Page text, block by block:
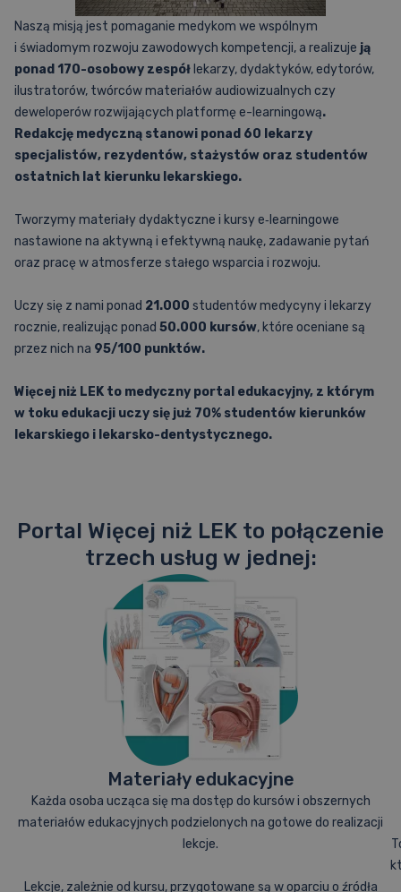
Naszą misją jest pomaganie medykom we wspólnym
i świadomym rozwoju zawodowych kompetencji, a realizuje ją
ponad 170-osobowy zespół lekarzy, dydaktyków, edytorów,
ilustratorów, twórców materiałów audiowizualnych czy
deweloperów rozwijających platformę e-learningową.
Redakcję medyczną stanowi ponad 60 lekarzy
specjalistów, rezydentów, stażystów oraz studentów
ostatnich lat kierunku lekarskiego.
Tworzymy materiały dydaktyczne i kursy e‑learningowe
nastawione na aktywną i efektywną naukę, zadawanie pytań
oraz pracę w atmosferze stałego wsparcia i rozwoju.
Uczy się z nami ponad 21.000 studentów medycyny i lekarzy
rocznie, realizując ponad 50.000 kursów, które oceniane są
przez nich na 95/100 punktów.
Więcej niż LEK to medyczny portal edukacyjny, z którym
w toku edukacji uczy się już 70% studentów kierunków
lekarskiego i lekarsko-dentystycznego.
Portal Więcej niż LEK to połączenie
trzech usług w jednej:
Materiały edukacyjne
Każda osoba ucząca się ma dostęp do kursów i obszernych
materiałów edukacyjnych podzielonych na gotowe do realizacji
lekcje.
Lekcje, zależnie od kursu, przygotowane są w oparciu o źródła